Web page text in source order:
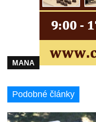
od Mezné
Socha vodníka na
Srbské Kamenici
Podstavec v zámecké
Sousoší dětí u obecního
fresky v Duchcově
v Duchcově
MANA
Podobné články